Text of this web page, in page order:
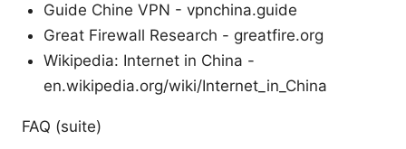
Guide Chine VPN - vpnchina.guide
Great Firewall Research - greatfire.org
Wikipedia: Internet in China -
en.wikipedia.org/wiki/Internet_in_China
FAQ (suite)